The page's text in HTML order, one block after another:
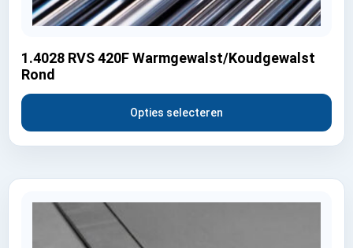
1.4028 RVS 420F Warmgewalst/Koudgewalst
Rond
Opties selecteren